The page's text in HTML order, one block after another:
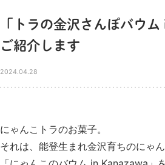
「トラの金沢さんぽバウ
ご紹介します
2024.04.28
にゃんこトラのお菓子。
それは、能登生まれ金沢育ちのにゃ